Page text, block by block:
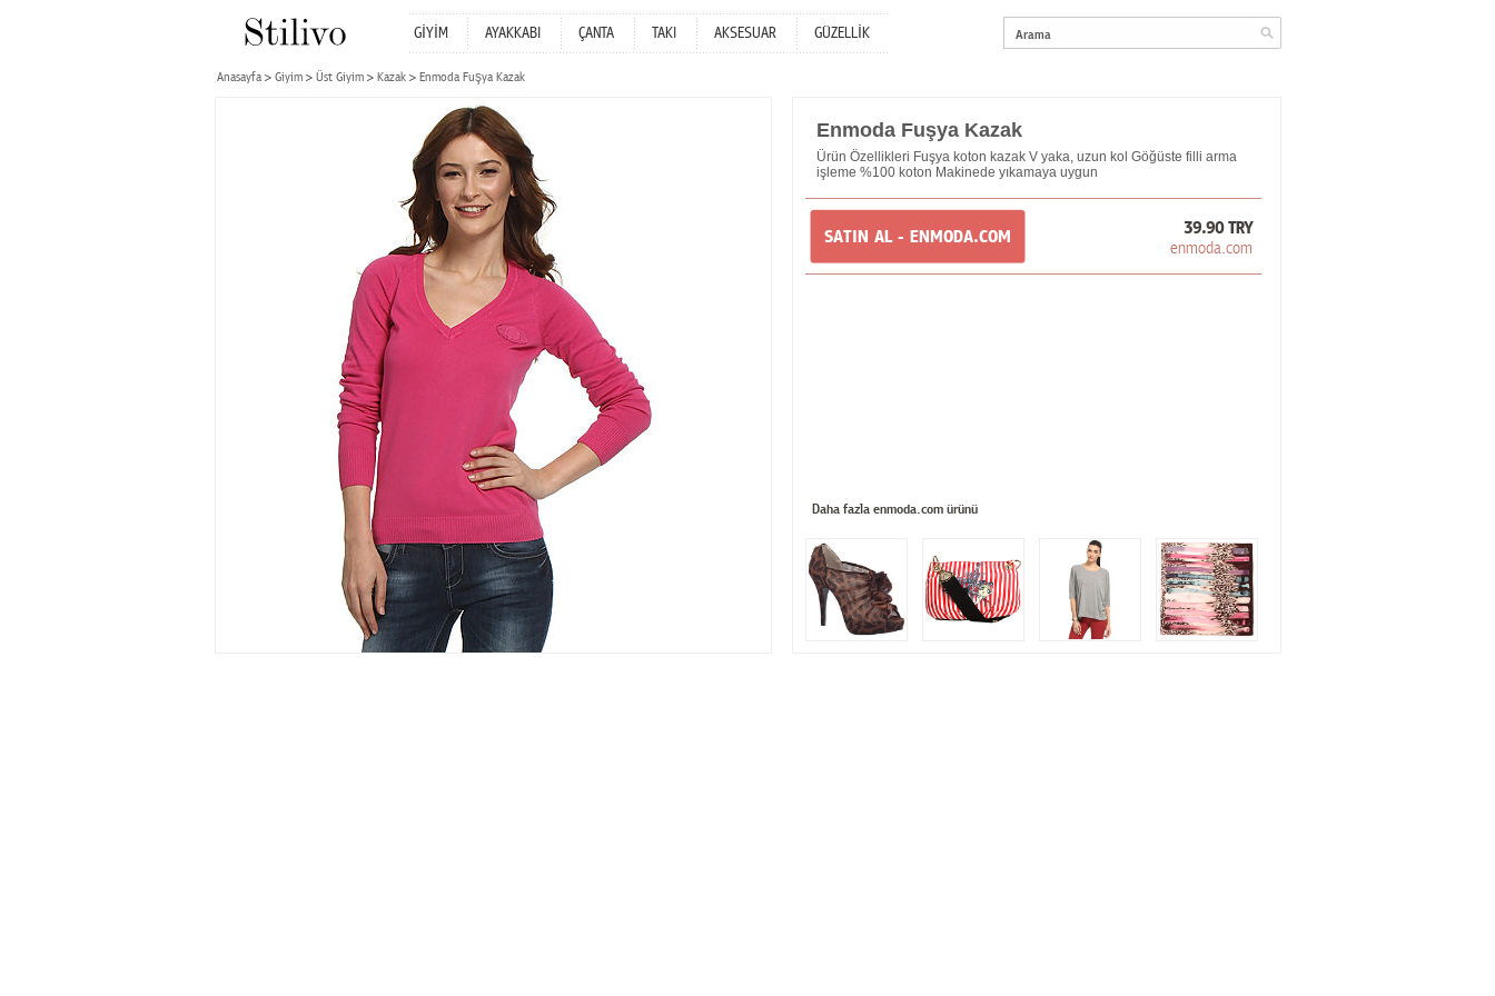
GİYİM AYAKKABI ÇANTA TAKI AKSESUAR GÜZELLİK
Anasayfa Giyim Üst Giyim Kazak Enmoda Fuşya Kazak
Enmoda Fuşya Kazak
Ürün Özellikleri Fuşya koton kazak V yaka, uzun kol Göğüste filli arma
işleme %100 koton Makinede yıkamaya uygun
SATIN AL - ENMODA.COM 39.90 TRY
enmoda.com
Daha fazla enmoda.com ürünü